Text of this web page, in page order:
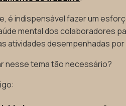
é indispensável fazer um
mental dos colaboradores
atividades desempenhadas
nesse tema tão necessário?